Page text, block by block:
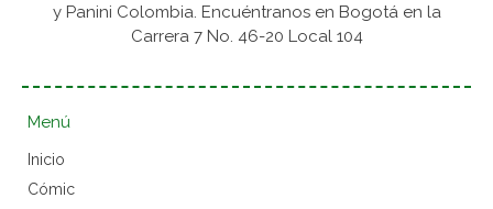
y Panini Colombia. Encuéntranos en Bogotá en la
Carrera 7 No. 46-20 Local 104
Menú
Inicio
Cómic